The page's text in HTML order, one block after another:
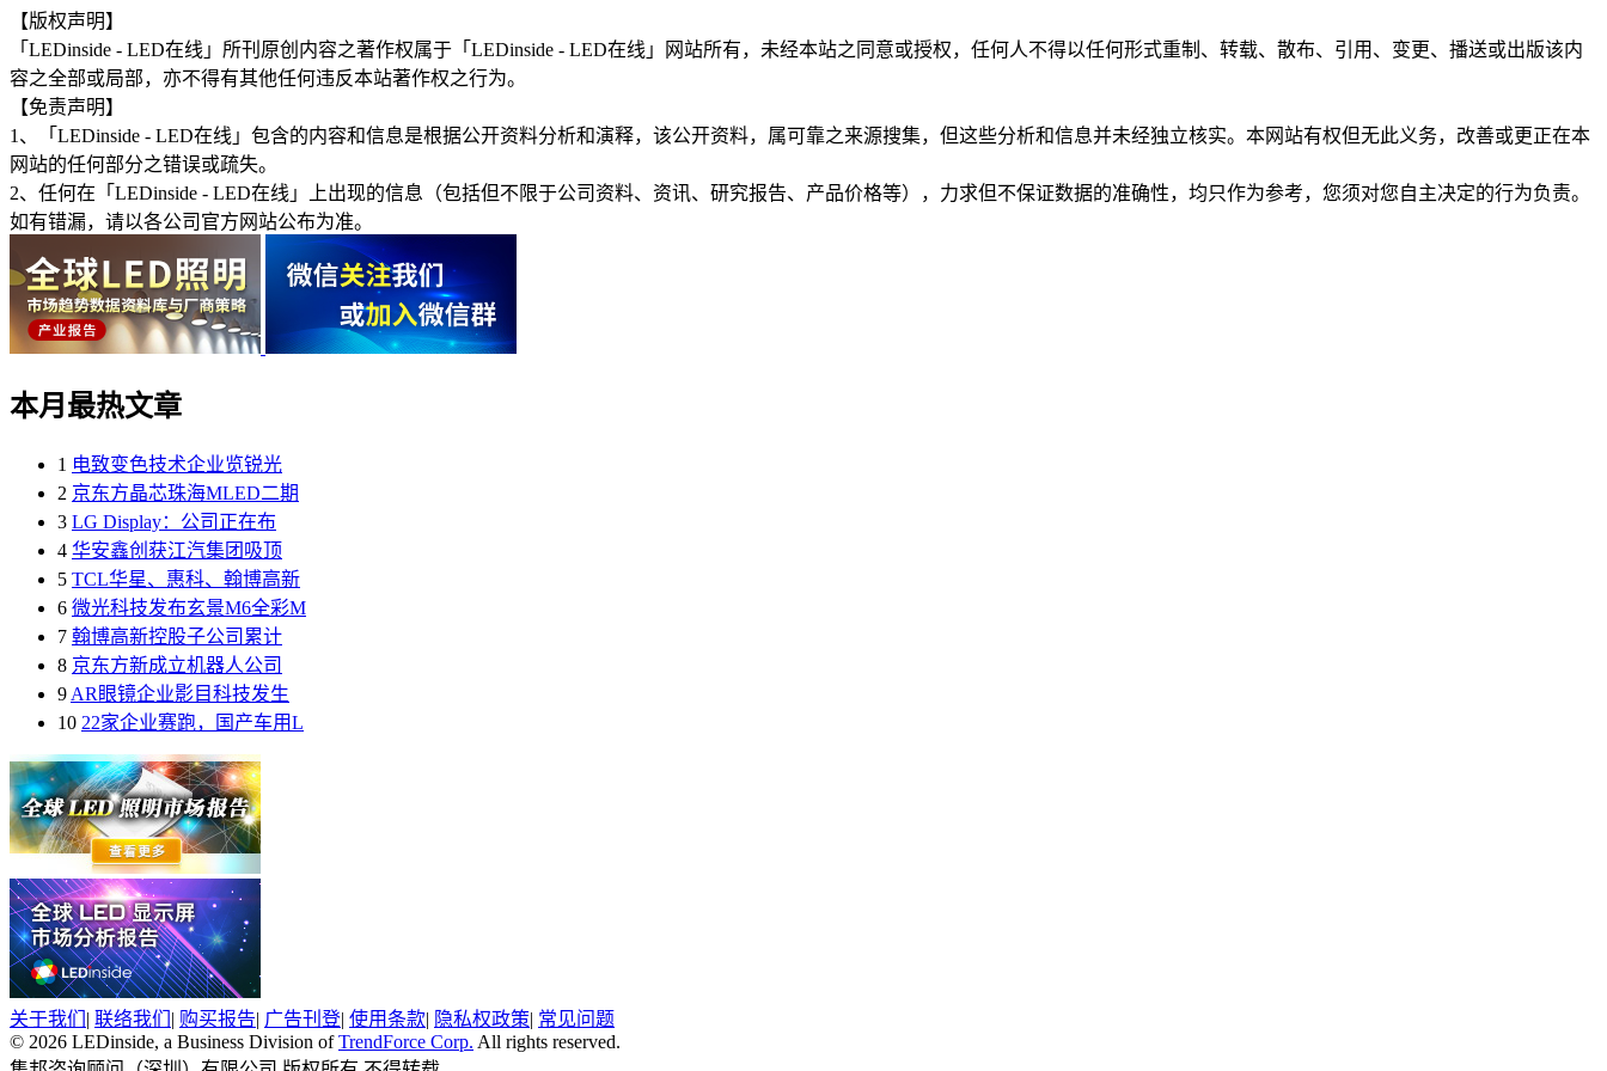
【版权声明】
「LEDinside - LED在线」所刊原创内容之著作权属于「LEDinside - LED在线」网站所有，未经本站之同意或授权，任何人不得以任何形式重制、转载、散布、引用、变更、播送或出版该内
容之全部或局部，亦不得有其他任何违反本站著作权之行为。
【免责声明】
1、「LEDinside - LED在线」包含的内容和信息是根据公开资料分析和演释，该公开资料，属可靠之来源搜集，但这些分析和信息并未经独立核实。本网站有权但无此义务，改善或更正在本
网站的任何部分之错误或疏失。
2、任何在「LEDinside - LED在线」上出现的信息（包括但不限于公司资料、资讯、研究报告、产品价格等），力求但不保证数据的准确性，均只作为参考，您须对您自主决定的行为负责。
如有错漏，请以各公司官方网站公布为准。
本月最热文章
1 电致变色技术企业览锐光
2 京东方晶芯珠海MLED二期
3 LG Display：公司正在布
4 华安鑫创获江汽集团吸顶
5 TCL华星、惠科、翰博高新
6 微光科技发布玄景M6全彩M
7 翰博高新控股子公司累计
8 京东方新成立机器人公司
9 AR眼镜企业影目科技发生
10 22家企业赛跑，国产车用L
关于我们 | 联络我们 | 购买报告| 广告刊登| 使用条款| 隐私权政策| 常见问题
© 2026 LEDinside, a Business Division ofTrendForce Corp. All rights reserved.